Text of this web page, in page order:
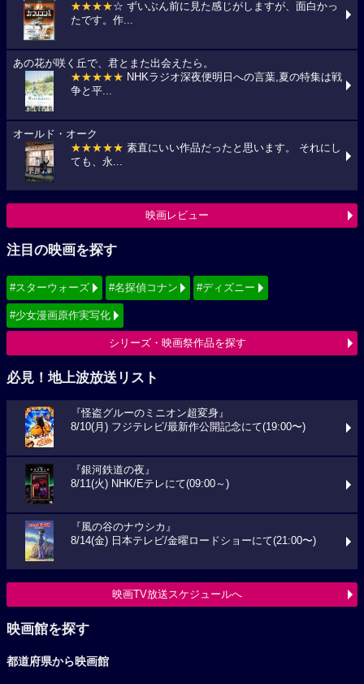
★★★★☆ ずいぶん前に見た感じがしますが、面白かっ
たです。作...
あの花が咲く丘で、君とまた出会えたら。
★★★★★ NHKラジオ深夜便明日への言葉,夏の特集は戦
争と平...
オールド・オーク
★★★★★ 素直にいい作品だったと思います。 それにし
ても、永...
映画レビュー
注目の映画を探す
#スターウォーズ #名探偵コナン #ディズニー
#少女漫画原作実写化
シリーズ・映画祭作品を探す
必見！地上波放送リスト
『怪盗グルーのミニオン超変身』
8/10(月) フジテレビ/最新作公開記念にて(19:00〜)
『銀河鉄道の夜』
8/11(火) NHK/Eテレにて(09:00～)
『風の谷のナウシカ』
8/14(金) 日本テレビ/金曜ロードショーにて(21:00〜)
映画TV放送スケジュールへ
映画館を探す
都道府県から映画館